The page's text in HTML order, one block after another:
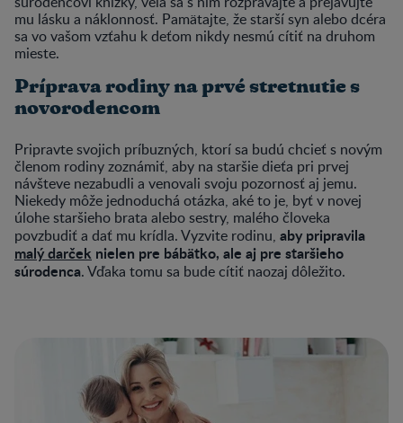
mu lásku a náklonnosť. Pamätajte, že starší syn alebo dcéra
sa vo vašom vzťahu k deťom nikdy nesmú cítiť na druhom
mieste.
Príprava rodiny na prvé stretnutie s
novorodencom
Pripravte svojich príbuzných, ktorí sa budú chcieť s novým
členom rodiny zoznámiť, aby na staršie dieťa pri prvej
návšteve nezabudli a venovali svoju pozornosť aj jemu.
Niekedy môže jednoduchá otázka, aké to je, byť v novej
úlohe staršieho brata alebo sestry, malého človeka
povzbudiť a dať mu krídla. Vyzvite rodinu, aby pripravila
malý darček nielen pre bábätko, ale aj pre staršieho
súrodenca. Vďaka tomu sa bude cítiť naozaj dôležito.